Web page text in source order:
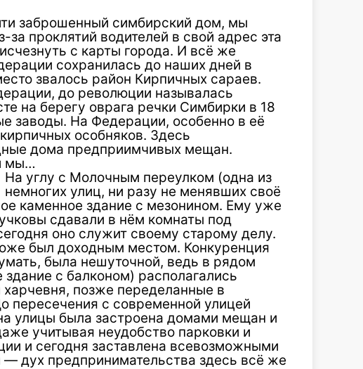
заброшенный симбирский дом, мы
проклятий водителей в свой адрес эта
с карты города. И всё же
сохранилась до наших дней в
звалось район Кирпичных сараев.
до революции называлась
на берегу оврага речки Симбирки в 18
заводы. На Федерации, особенно в её
особняков. Здесь
дома предприимчивых мещан.
мы…
На углу с Молочным переулком (одна из
немногих улиц, ни разу не менявших своё
каменное здание с мезонином. Ему уже
сдавали в нём комнаты под
оно служит своему старому делу.
был доходным местом. Конкуренция
была нешуточной, ведь в рядом
с балконом) располагались
позже переделанные в
пересечения с современной улицей
улицы была застроена домами мещан и
учитывая неудобство парковки и
и сегодня заставлена всевозможными
дух предпринимательства здесь всё же